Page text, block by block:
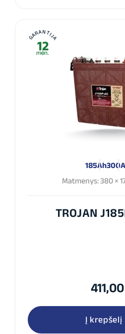
GARANTIJA
12
mėn.
185Ah300A
Matmenys: 380 ×
TROJAN
411,00
Į krepšelį